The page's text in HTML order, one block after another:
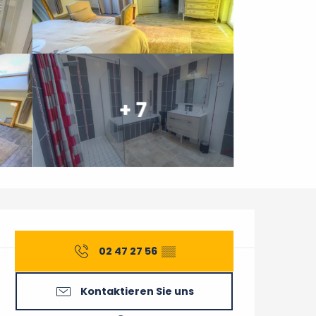
+ 7
Öffnungszeiten &
02 47 27 56 ▒▒
Kontaktieren Sie uns